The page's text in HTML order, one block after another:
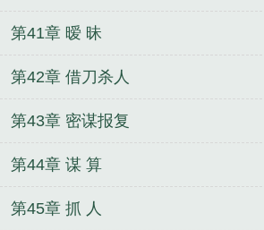
第41章 暧 昧
第42章 借刀杀人
第43章 密谋报复
第44章 谋 算
第45章 抓 人